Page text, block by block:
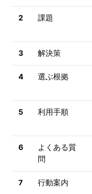
2 課題
3 解決策
4 選ぶ根拠
5 利用手順
6
よくある質
問
7 行動案内